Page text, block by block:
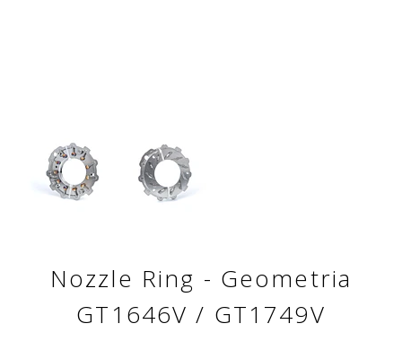
Nozzle Ring - Geometria
GT1646V / GT1749V